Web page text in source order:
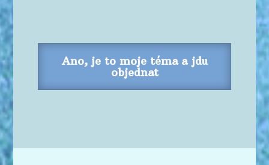
Ano, je to moje téma a jdu
objednat